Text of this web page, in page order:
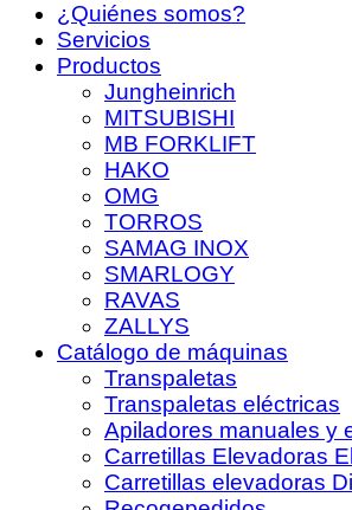
¿Quiénes somos?
Servicios
Productos
Jungheinrich
MITSUBISHI
MB FORKLIFT
HAKO
OMG
TORROS
SAMAG INOX
SMARLOGY
RAVAS
ZALLYS
Catálogo de máquinas
Transpaletas
Transpaletas eléctricas
Apiladores manuales y
Carretillas Elevadoras
Carretillas elevadoras